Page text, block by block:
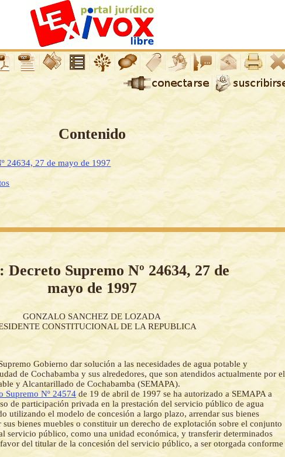
Contenido
24634, 27 de mayo de 1997
Decreto Supremo Nº 24634, 27 de
mayo de 1997
GONZALO SANCHEZ DE LOZADA
CONSTITUCIONAL DE LA REPUBLICA
Gobierno dar solución a las necesidades de agua potable y
de Cochabamba y sus alrededores, que son atendidos actualmente por el
y Alcantarillado de Cochabamba (SEMAPA).
Supremo Nº 24574 de 19 de abril de 1997 se ha autorizado a SEMAPA a
de participación privada en la prestación del servicio público de agua
utilizando el modelo de concesión a largo plazo, arrendar sus bienes
bienes muebles o constituir un derecho de explotación sobre el conjunto
servicio público, como una unidad económica, y transferir determinados
del titular de la concesión del servicio público, a ser otorgada conforme